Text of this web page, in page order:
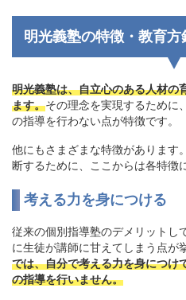
明光義塾の特徴・教育方
明光義塾は、自立心のある人材の
ます。その理念を実現するために
の指導を行わない点が特徴です。
他にもさまざまな特徴があります
断するために、ここからは各特徴
考える力を身につける
従来の個別指導塾のデメリットし
に生徒が講師に甘えてしまう点が
では、自分で考える力を身につけ
の指導を行いません。